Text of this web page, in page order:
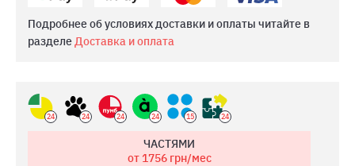
Подробнее об условиях доставки и оплаты читайте в
разделеДоставка и оплата
24 24 24 24 15 24
ЧАСТЯМИ
от 1756грн/мес